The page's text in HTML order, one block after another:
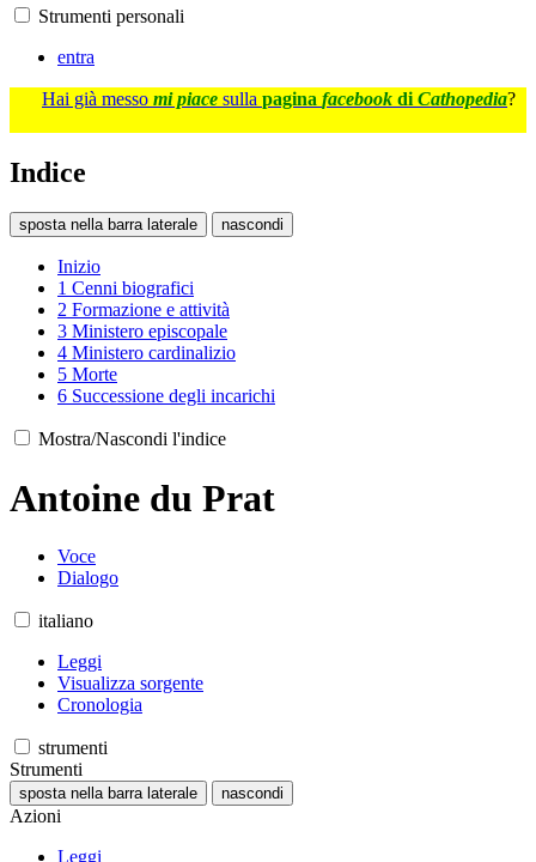
Strumenti personali
entra
Hai già messo mi piace sulla pagina facebook di Cathopedia?
Indice
sposta nella barra laterale nascondi
Inizio
1 Cenni biografici
2 Formazione e attività
3 Ministero episcopale
4 Ministero cardinalizio
5 Morte
6 Successione degli incarichi
Mostra/Nascondi l'indice
Antoine du Prat
Voce
Dialogo
italiano
Leggi
Visualizza sorgente
Cronologia
strumenti
Strumenti
sposta nella barra laterale nascondi
Azioni
Leggi